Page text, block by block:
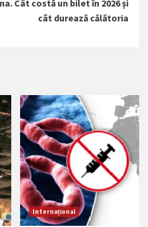
Cât costă un bilet în 2026 și
cât durează călătoria
Internațional